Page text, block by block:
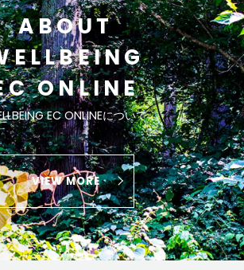
ABOUT
ONLINE
EC ONLINEについて
VIEW MORE